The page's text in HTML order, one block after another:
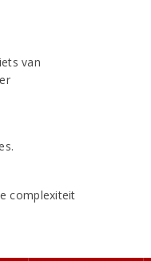
van
complexiteit